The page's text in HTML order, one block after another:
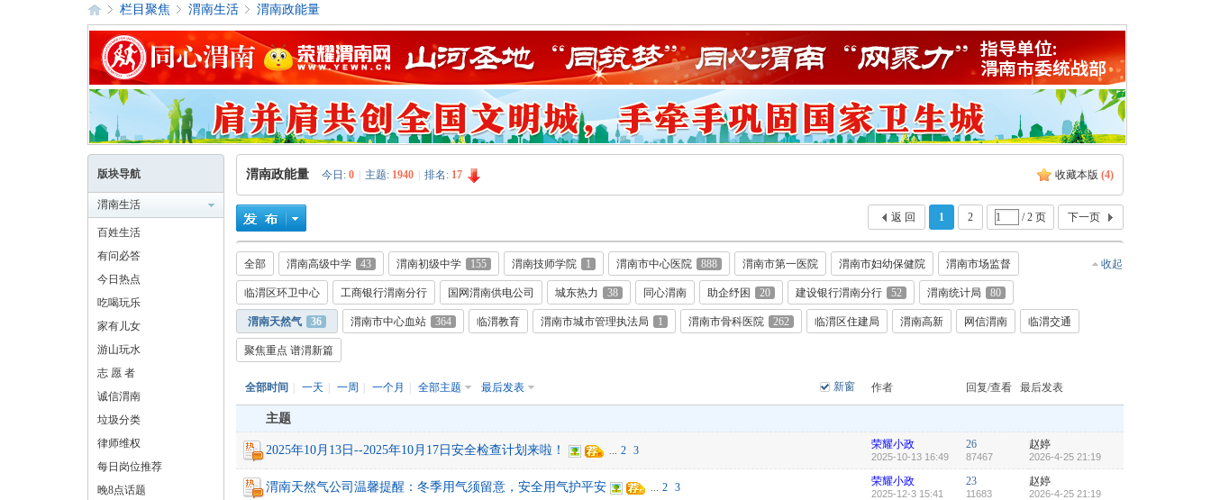
荣
渭
»
栏目聚焦
›
渭南生活
›
渭南政能量
版块导航
渭南生活
百姓生活
有问必答
今日热点
吃喝玩乐
家有儿女
游山玩水
志 愿 者
诚信渭南
垃圾分类
律师维权
每日岗位推荐
晚8点话题
收藏本版 (4)
渭南政能量 今日: 0 主题: 1940 排名: 17
1 2 / 2 页 下一页
返 回
收起
全部 渭南高级中学 43 渭南初级中学 155 渭南技师学院 1 渭南市中心医院 888 渭南市第一医院 渭南市妇幼保健院 渭南市场监督
临渭区环卫中心 工商银行渭南分行 国网渭南供电公司 城东热力 38 同心渭南 助企纾困 20 建设银行渭南分行 52 渭南统计局 80
渭南天然气 36 渭南市中心血站 364 临渭教育 渭南市城市管理执法局 1 渭南市骨科医院 262 临渭区住建局 渭南高新 网信渭南 临渭交通
聚焦重点 谱渭新篇
新窗
全部时间 一天 一周 一个月 全部主题 最后发表 作者 回复/查看 最后发表
主题
2025年10月13日--2025年10月17日安全检查计划来啦！ ... 2 3 荣耀小政
2025-10-13 16:49
26
87467
赵婷
2026-4-25 21:19
渭南天然气公司温馨提醒：冬季用气须留意，安全用气护平安 ... 2 3 荣耀小政
2025-12-3 15:41
23
11683
赵婷
2026-4-25 21:19